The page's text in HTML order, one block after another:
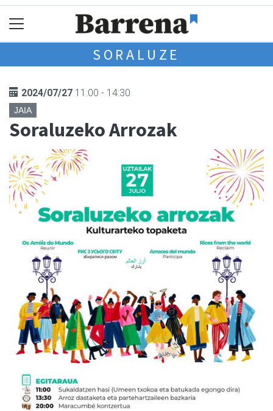
SORALUZE
2024/07/27 11:00 - 14:30
JAIA
Soraluzeko Arrozak